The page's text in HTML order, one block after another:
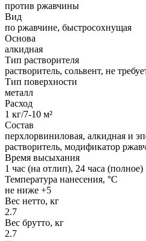
против ржавчины
Вид
по ржавчине, быстросохнущая
Основа
алкидная
Тип растворителя
растворитель, сольвент, не
Тип поверхности
металл
Расход
1 кг/7-10 м²
Состав
перхлорвиниловая, алкидная и
растворитель, модификатор
Время высыхания
1 час (на отлип), 24 часа (полное)
Температура нанесения, °C
не ниже +5
Вес нетто, кг
2.7
Вес брутто, кг
2.7